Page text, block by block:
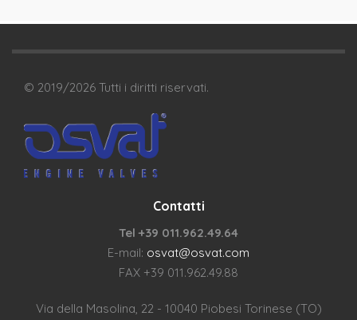
© 2019/2026 Tutti i diritti riservati.
Contatti
Tel +39 011.962.49.64
E-mail: osvat@osvat.com
FAX +39 011.962.49.88
Via della Masolina, 22 - 10040 Piobesi Torinese (TO)